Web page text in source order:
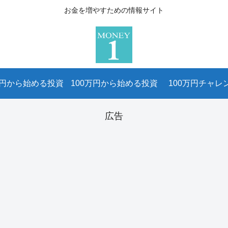
お金を増やすための情報サイト
から始める投資 100万円から始める投資 100万円チャレ
広告